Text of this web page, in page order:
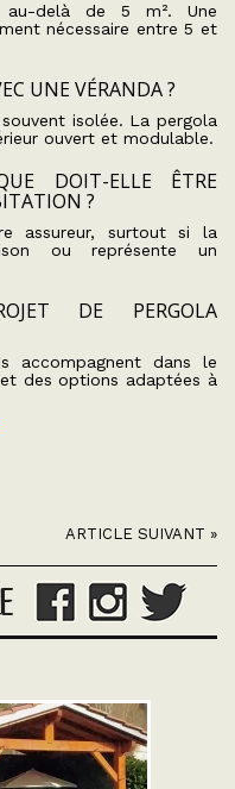
delà de 5 m². Une
nécessaire entre 5 et
UNE VÉRANDA ?
isolée. La pergola
ouvert et modulable.
DOIT-ELLE ÊTRE
?
assureur, surtout si la
ou représente un
DE PERGOLA
accompagnent dans le
des options adaptées à
ARTICLE SUIVANT »